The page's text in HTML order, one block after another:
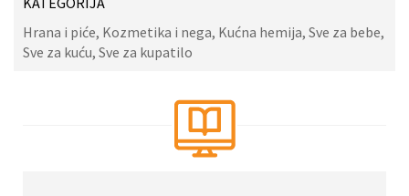
Hrana i piće, Kozmetika i nega, Kućna hemija, Sve za bebe,
Sve za kuću, Sve za kupatilo